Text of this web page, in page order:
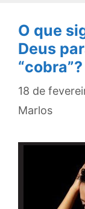
O que
Deus
“cobra”?
18 de
Marlos